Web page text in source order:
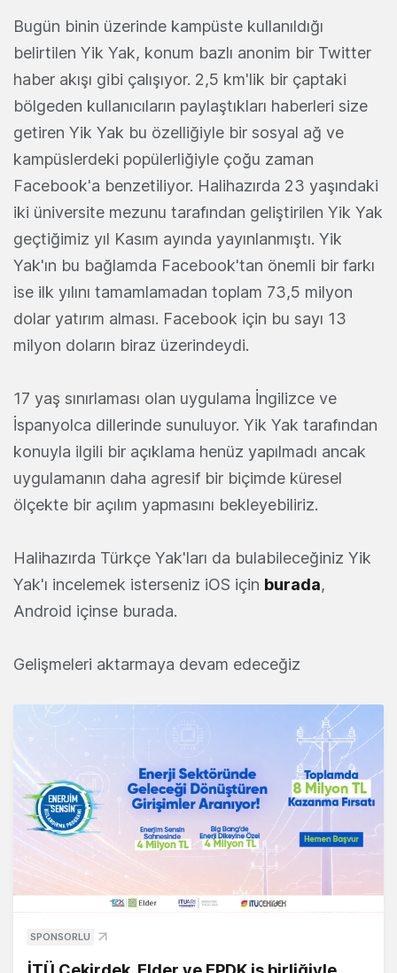
Bugün binin üzerinde kampüste kullanıldığı
belirtilen Yik Yak, konum bazlı anonim bir Twitter
haber akışı gibi çalışıyor. 2,5 km'lik bir çaptaki
bölgeden kullanıcıların paylaştıkları haberleri size
getiren Yik Yak bu özelliğiyle bir sosyal ağ ve
kampüslerdeki popülerliğiyle çoğu zaman
Facebook'a benzetiliyor. Halihazırda 23 yaşındaki
iki üniversite mezunu tarafından geliştirilen Yik Yak
geçtiğimiz yıl Kasım ayında yayınlanmıştı. Yik
Yak'ın bu bağlamda Facebook'tan önemli bir farkı
ise ilk yılını tamamlamadan toplam 73,5 milyon
dolar yatırım alması. Facebook için bu sayı 13
milyon doların biraz üzerindeydi.
17 yaş sınırlaması olan uygulama İngilizce ve
İspanyolca dillerinde sunuluyor. Yik Yak tarafından
konuyla ilgili bir açıklama henüz yapılmadı ancak
uygulamanın daha agresif bir biçimde küresel
ölçekte bir açılım yapmasını bekleyebiliriz.
Halihazırda Türkçe Yak'ları da bulabileceğiniz Yik
Yak'ı incelemek isterseniz iOS için burada,
Android içinse burada.
Gelişmeleri aktarmaya devam edeceğiz
SPONSORLU